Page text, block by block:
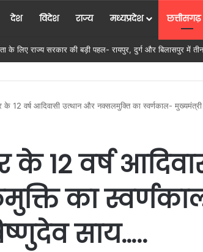
देश विदेश राज्य मध्यप्रदेश छत्तीसगढ़
पौधारोपण, बोले हरियाली बढ़ेगी तो पर्यावरण भी स्वस्थ और सुंदर
के 12 वर्ष आदिवासी उत्थान और नक्सलमुक्ति का स्वर्णकाल-
के 12 वर्ष
का
साय…..